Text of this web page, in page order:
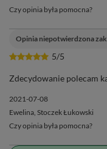
Yaguar Maracuya
– yerba mate na zimno!
napój, wsyp do
(ok. 20-25 g), zalej
orzeźwienia dodaj kilka
o plasterek cytryny,
Czy opinia była pomocna?
5/5
Opinia niepotwierdzona
Zdecydowanie polecam
2021-07-08
Ewelina, Stoczek Łukowski
Czy opinia była pomocna?